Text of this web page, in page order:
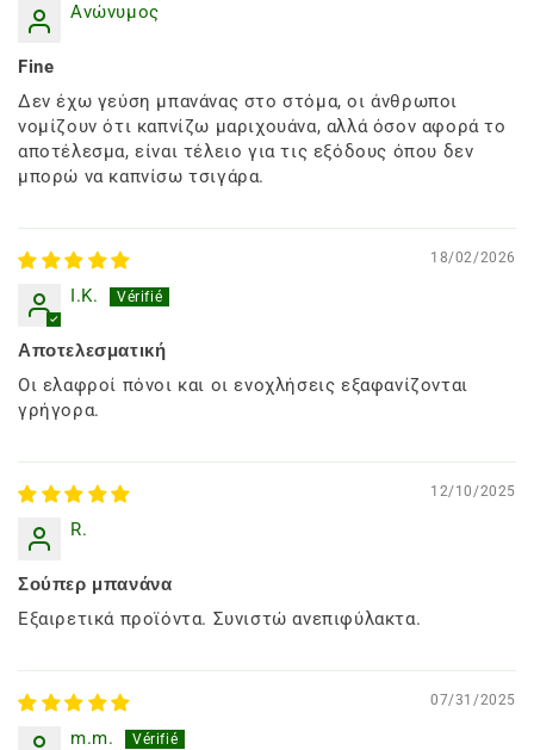
Ανώνυμος
Fine
Δεν έχω γεύση μπανάνας στο στόμα, οι άνθρωποι
νομίζουν ότι καπνίζω μαριχουάνα, αλλά όσον αφορά το
αποτέλεσμα, είναι τέλειο για τις εξόδους όπου δεν
μπορώ να καπνίσω τσιγάρα.
18/02/2026
I.K.
Αποτελεσματική
Οι ελαφροί πόνοι και οι ενοχλήσεις εξαφανίζονται
γρήγορα.
12/10/2025
R.
Σούπερ μπανάνα
Εξαιρετικά προϊόντα. Συνιστώ ανεπιφύλακτα.
07/31/2025
m.m.